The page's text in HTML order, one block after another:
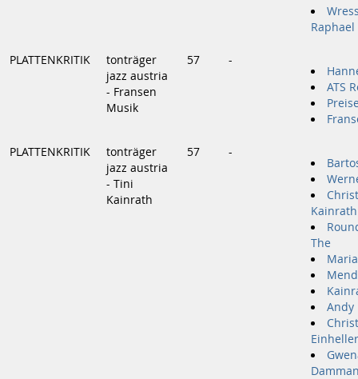
Raphael
PLATTENKRITIK
tonträger
jazz austria
- Fransen
Musik
57 -
ATS
PLATTENKRITIK
tonträger
jazz austria
- Tini
Kainrath
57 -
Kainrath
The
Andy
Einheller